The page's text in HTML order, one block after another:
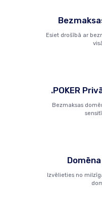
Esiet drošībā ar
.POKER
Bezmaksas
Izvēlieties no